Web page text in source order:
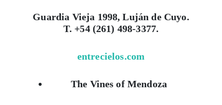
Guardia Vieja 1998, Luján de Cuyo.
T. +54 (261) 498-3377.
entrecielos.com
The Vines of Mendoza